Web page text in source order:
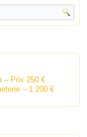
– Prix 250 €
– 1 200 €